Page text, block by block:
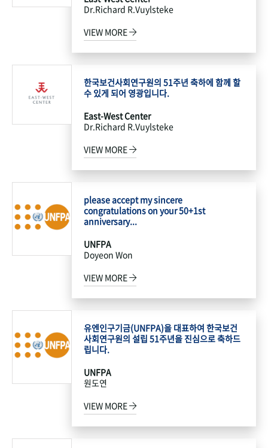
Dr.Richard R.Vuylsteke
VIEW MORE
한국보건사회연구원의 51주년 축하에 함께 할
수 있게 되어 영광입니다.
East-West Center
Dr.Richard R.Vuylsteke
VIEW MORE
please accept my sincere
congratulations on your 50+1st
anniversary...
UNFPA
Doyeon Won
VIEW MORE
유엔인구기금(UNFPA)을 대표하여 한국보건
사회연구원의 설립 51주년을 진심으로 축하드
립니다.
UNFPA
원도연
VIEW MORE